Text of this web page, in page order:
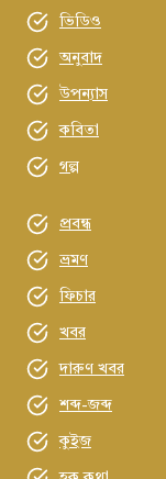
ভিডিও
অনুবাদ
উপন্যাস
কবিতা
গল্প
প্রবন্ধ
ভ্রমণ
ফিচার
খবর
দারুণ খবর
শব্দ-জব্দ
কুইজ